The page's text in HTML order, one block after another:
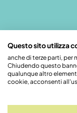
Stupeficium di
Questo sito utilizza
anche di terze parti, per
Chiudendo questo
qualunque altro
cookie, acconsenti